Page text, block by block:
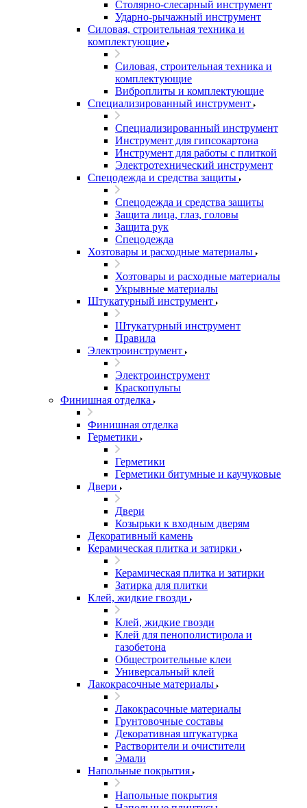
Столярно-слесарный инструмент
Ударно-рычажный инструмент
Силовая, строительная техника и
комплектующие
Силовая, строительная техника и
комплектующие
Виброплиты и комплектующие
Специализированный инструмент
Специализированный инструмент
Инструмент для гипсокартона
Инструмент для работы с плиткой
Электротехнический инструмент
Спецодежда и средства защиты
Спецодежда и средства защиты
Защита лица, глаз, головы
Защита рук
Спецодежда
Хозтовары и расходные материалы
Хозтовары и расходные материалы
Укрывные материалы
Штукатурный инструмент
Штукатурный инструмент
Правила
Электроинструмент
Электроинструмент
Краскопульты
Финишная отделка
Финишная отделка
Герметики
Герметики
Герметики битумные и каучуковые
Двери
Двери
Козырьки к входным дверям
Декоративный камень
Керамическая плитка и затирки
Керамическая плитка и затирки
Затирка для плитки
Клей, жидкие гвозди
Клей, жидкие гвозди
Клей для пенополистирола и
газобетона
Общестроительные клеи
Универсальный клей
Лакокрасочные материалы
Лакокрасочные материалы
Грунтовочные составы
Декоративная штукатурка
Растворители и очистители
Эмали
Напольные покрытия
Напольные покрытия